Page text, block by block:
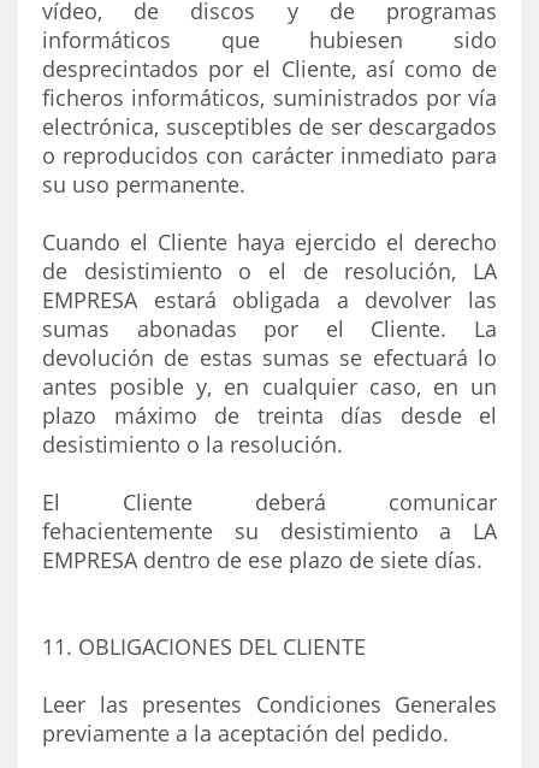
vídeo, de discos y de programas
informáticos que hubiesen sido
desprecintados por el Cliente, así como de
ficheros informáticos, suministrados por vía
electrónica, susceptibles de ser descargados
o reproducidos con carácter inmediato para
su uso permanente.
Cuando el Cliente haya ejercido el derecho
de desistimiento o el de resolución, LA
EMPRESA estará obligada a devolver las
sumas abonadas por el Cliente. La
devolución de estas sumas se efectuará lo
antes posible y, en cualquier caso, en un
plazo máximo de treinta días desde el
desistimiento o la resolución.
El Cliente deberá comunicar
fehacientemente su desistimiento a LA
EMPRESA dentro de ese plazo de siete días.
11. OBLIGACIONES DEL CLIENTE
Leer las presentes Condiciones Generales
previamente a la aceptación del pedido.